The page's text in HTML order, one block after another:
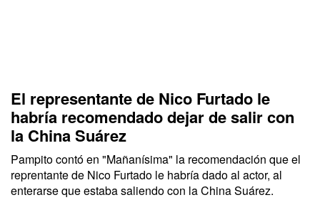
El representante de Nico Furtado le
habría recomendado dejar de salir con
la China Suárez
Pampito contó en "Mañanísima" la recomendación que el
reprentante de Nico Furtado le habría dado al actor, al
enterarse que estaba saliendo con la China Suárez.